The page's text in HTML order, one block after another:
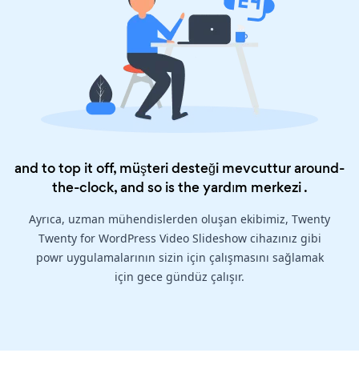
and to top it off, müşteri desteği mevcuttur around-
the-clock, and so is theyardım merkezi.
Ayrıca, uzman mühendislerden oluşan ekibimiz, Twenty
Twenty for WordPress Video Slideshow cihazınız gibi
powr uygulamalarının sizin için çalışmasını sağlamak
için gece gündüz çalışır.